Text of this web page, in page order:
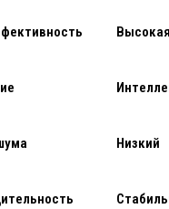
Высокая
Низкий